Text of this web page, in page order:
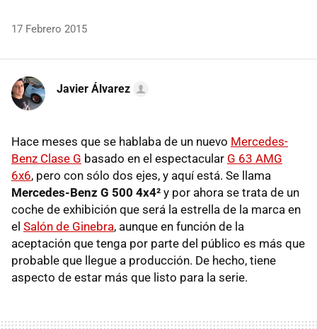
17 Febrero 2015
Javier Álvarez
Hace meses que se hablaba de un nuevo Mercedes-
Benz Clase G basado en el espectacular G 63 AMG
6x6, pero con sólo dos ejes, y aquí está. Se llama
Mercedes-Benz G 500 4x4² y por ahora se trata de un
coche de exhibición que será la estrella de la marca en
el Salón de Ginebra, aunque en función de la
aceptación que tenga por parte del público es más que
probable que llegue a producción. De hecho, tiene
aspecto de estar más que listo para la serie.